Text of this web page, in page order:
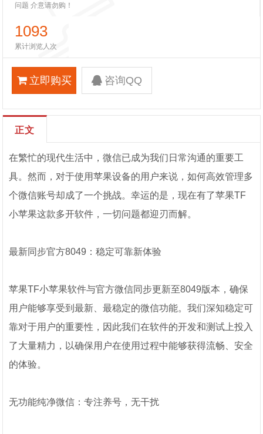
问题 介意请勿购！
1093
累计浏览人次
立即购买 咨询QQ
正文
在繁忙的现代生活中，微信已成为我们日常沟通的重要工
具。然而，对于使用苹果设备的用户来说，如何高效管理多
个微信账号却成了一个挑战。幸运的是，现在有了苹果TF
小苹果这款多开软件，一切问题都迎刃而解。
最新同步官方8049：稳定可靠新体验
苹果TF小苹果软件与官方微信同步更新至8049版本，确保
用户能够享受到最新、最稳定的微信功能。我们深知稳定可
靠对于用户的重要性，因此我们在软件的开发和测试上投入
了大量精力，以确保用户在使用过程中能够获得流畅、安全
的体验。
无功能纯净微信：专注养号，无干扰